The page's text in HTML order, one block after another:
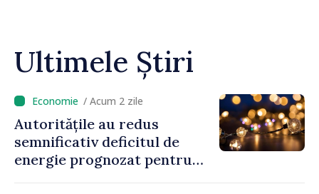
Ultimele Știri
/ Acum 2 zile
Autoritățile au redus
semnificativ deficitul de
energie prognozat pentru